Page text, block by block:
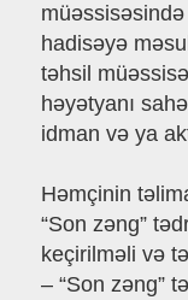
hadisəyə
təhsil
həyətyanı
idman və ya
Həmçinin
“Son zəng”
keçirilməli və
– “Son zəng”